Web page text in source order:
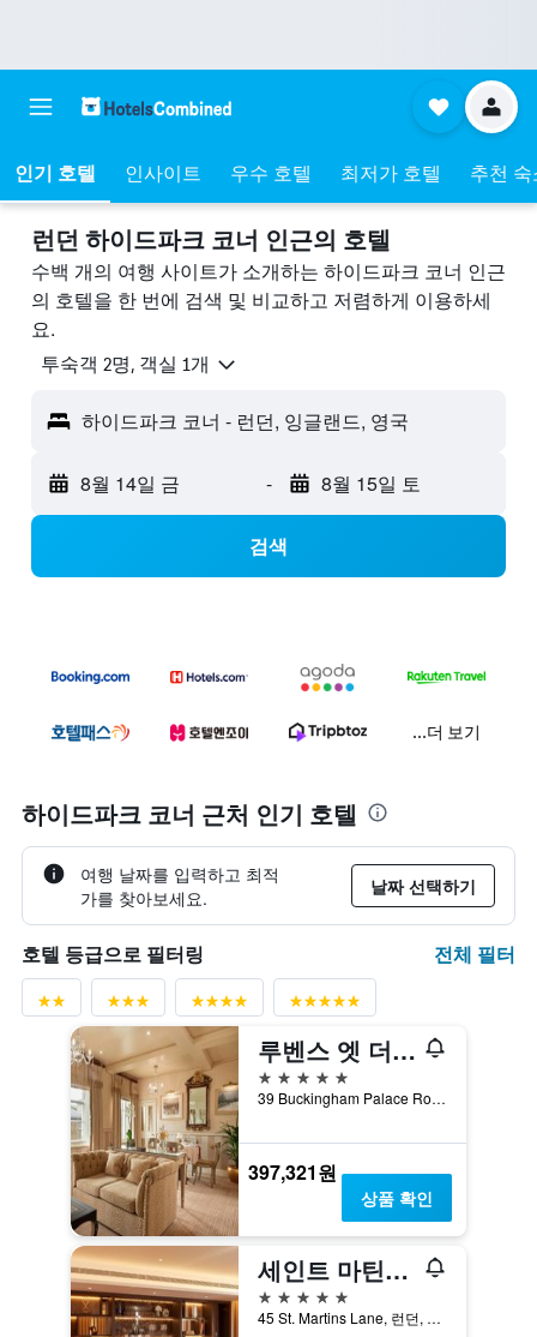
인기 호텔 인사이트 우수 호텔 최저가 호텔 추천
런던 하이드파크 코너 ​인근의 호텔
수백 개의 여행 사이트가 소개하는 하이드파크 코너 인근
의 호텔을 한 번에 검색 및 비교하고 저렴하게 이용하세
요.
​투숙객 2​명, ​객실 1개
하이드파크 코너 - 런던, 잉글랜드, 영국
8월 14일 금 - 8월 15일 토
검색
...더 보기
하이드파크 코너 근처 인기 호텔
여행 날짜를 입력하고 최적
가를 찾아보세요.
날짜 선택하기
호텔 등급으로 필터링 전체 필터
루벤스 엣 더 팰리스
5성급
39 Buckingham Palace Road, 런던, 영국
397,321원
상품 확인
세인트 마틴스 레인 런던, 모건스 오리지널스 호텔
5성급
45 St. Martins Lane, 런던, 영국